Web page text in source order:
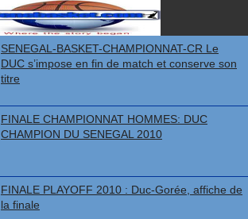
SENEGAL-BASKET-CHAMPIONNAT-CR Le
DUC s’impose en fin de match et conserve son
titre
FINALE CHAMPIONNAT HOMMES: DUC
CHAMPION DU SENEGAL 2010
FINALE PLAYOFF 2010 : Duc-Gorée, affiche de
la finale